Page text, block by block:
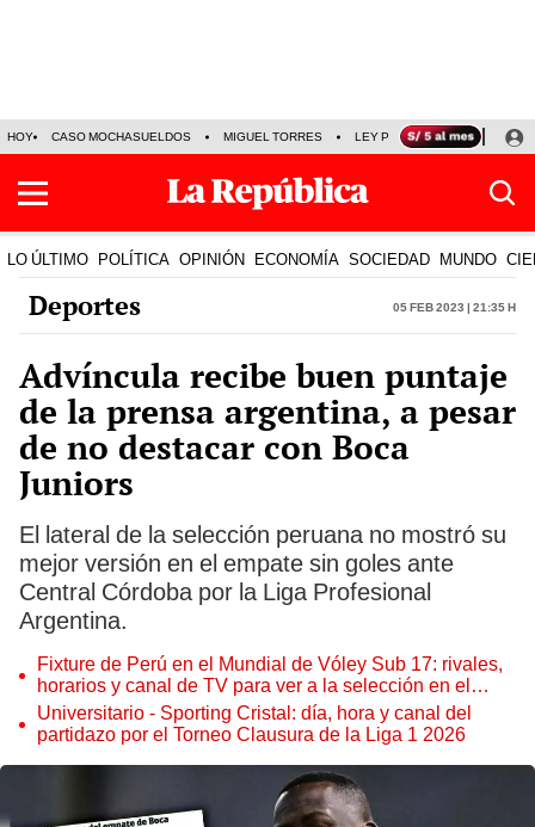
HOY CASO MOCHASUELDOS MIGUEL TORRES LEY PULPÍN PRECIO DEL
LO ÚLTIMO POLÍTICA OPINIÓN ECONOMÍA SOCIEDAD MUNDO
Deportes 05 Feb 2023 | 21:35 h
Advíncula recibe buen puntaje
de la prensa argentina, a pesar
de no destacar con Boca
Juniors
El lateral de la selección peruana no mostró su
mejor versión en el empate sin goles ante
Central Córdoba por la Liga Profesional
Argentina.
Fixture de Perú en el Mundial de Vóley Sub 17: rivales,
horarios y canal de TV para ver a la selección en el
torneo
Universitario - Sporting Cristal: día, hora y canal del
partidazo por el Torneo Clausura de la Liga 1 2026